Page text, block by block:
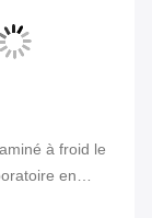
à froid le
en